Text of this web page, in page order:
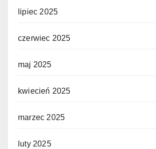
lipiec 2025
czerwiec 2025
maj 2025
kwiecień 2025
marzec 2025
luty 2025